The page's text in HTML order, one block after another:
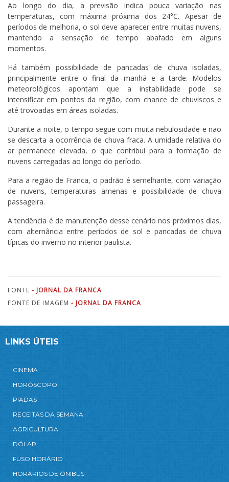
Ao longo do dia, a previsão indica pouca variação nas
temperaturas, com máxima próxima dos 24°C. Apesar de
períodos de melhoria, o sol deve aparecer entre muitas nuvens,
mantendo a sensação de tempo abafado em alguns
momentos.
Há também possibilidade de pancadas de chuva isoladas,
principalmente entre o final da manhã e a tarde. Modelos
meteorológicos apontam que a instabilidade pode se
intensificar em pontos da região, com chance de chuviscos e
até trovoadas em áreas isoladas.
Durante a noite, o tempo segue com muita nebulosidade e não
se descarta a ocorrência de chuva fraca. A umidade relativa do
ar permanece elevada, o que contribui para a formação de
nuvens carregadas ao longo do período.
Para a região de Franca, o padrão é semelhante, com variação
de nuvens, temperaturas amenas e possibilidade de chuva
passageira.
A tendência é de manutenção desse cenário nos próximos dias,
com alternância entre períodos de sol e pancadas de chuva
típicas do inverno no interior paulista.
FONTE - JORNAL DA FRANCA
FONTE DE IMAGEM - JORNAL DA FRANCA
LINKS ÚTEIS
CINEMA
HORÓSCOPO
PIADAS
RECEITAS DA SEMANA
AGRICULTURA
DÓLAR
FUSO HORÁRIO
HORÁRIOS DE ÔNIBUS